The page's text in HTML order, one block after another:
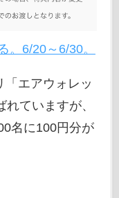
。6/20～6/30。
「エアウォレッ
ていますが、
名に100円分が